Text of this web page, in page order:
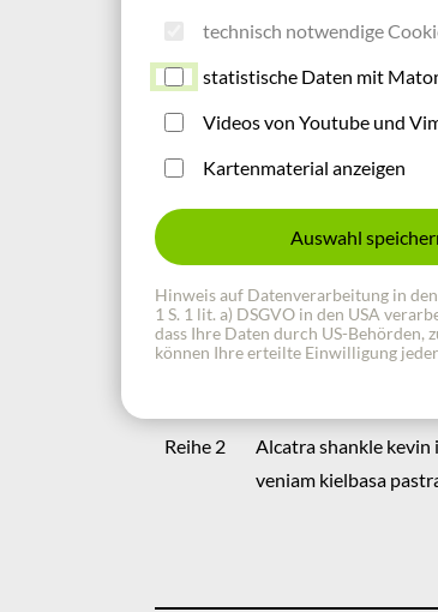
Reihe 3
pastrami beef ribs
Tabelle im RTE
Reihe 2
Alcatra shankle kevin
veniam kielbasa
technisch notwendige
statistische Daten mit
Videos von Youtube und
Kartenmaterial anzeigen
Auswahl
Hinweis auf Datenverarbeitung in
1 S. 1 lit. a) DSGVO in den USA
dass Ihre Daten durch US-Behörden,
können Ihre erteilte Einwilligung